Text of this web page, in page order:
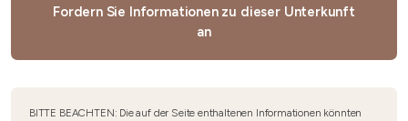
Fordern Sie Informationen zu dieser Unterkunft
an
BITTE BEACHTEN: Die auf der Seite enthaltenen Informationen könnten